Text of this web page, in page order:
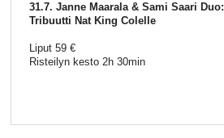
31.7. Janne Maarala & Sami Saari Duo:
Tribuutti Nat King Colelle
Liput 59 €
Risteilyn kesto 2h 30min